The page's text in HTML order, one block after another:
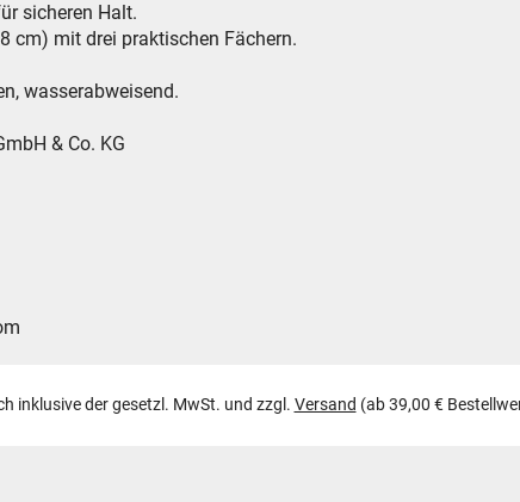
sicheren Halt.
cm) mit drei praktischen Fächern.
wasserabweisend.
& Co. KG
inklusive der gesetzl. MwSt. und zzgl. Versand (ab 39,00 €